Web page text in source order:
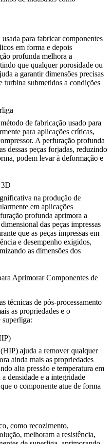
usada para fabricar componentes
em forma e depois
profunda melhora a
que qualquer porosidade ou
a garantir dimensões precisas
turbina submetidos a condições
de fabricação usado para
para aplicações críticas,
A perfuração profunda
dessas peças forjadas, reduzindo
podem levar à deformação e
3D
na produção de
em aplicações
profunda aprimora a
das peças impressas
que as peças impressas em
e desempenho exigidos,
as dimensões dos
Aprimorar Componentes de
técnicas de pós-processamento
as propriedades e o
superliga:
(HIP) ajuda a remover qualquer
ainda mais as propriedades
alta pressão e temperatura em
densidade e a integridade
o componente atue de forma
, como recozimento,
melhoram a resistência,